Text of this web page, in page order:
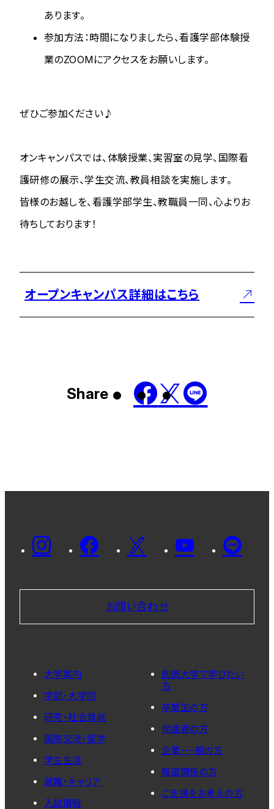
あります。
参加方法：時間になりましたら、看護学部体験授
業のZOOMにアクセスをお願いします。
ぜひご参加ください♪
オンキャンパスでは、体験授業、実習室の見学、国際看
護研修の展示、学生交流、教員相談を実施します。
皆様のお越しを、看護学部学生、教職員一同、心よりお
待ちしております！
オープンキャンパス詳細はこちら
Share
お問い合わせ
大学案内
学部・大学院
研究・社会貢献
国際交流・留学
学生生活
就職・キャリア
入試情報
創価大学で学びたい
方
卒業生の方
保護者の方
企業・一般の方
報道関係の方
ご支援をお考えの方